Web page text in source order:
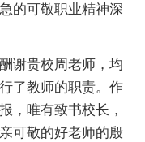
的可敬职业精神深
谢贵校周老师，均
了教师的职责。作
，唯有致书校长，
可敬的好老师的殷